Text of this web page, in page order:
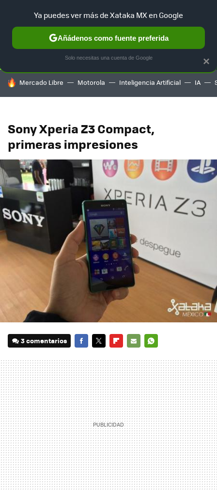
SELECCIÓN GAMING HOME AUTO TERRITORIO
HOY SE HABLA DE
Mercado Libre Motorola Inteligencia Artificial IA
Sony Xperia Z3 Compact,
primeras impresiones
3 comentarios
MAIL
×
Ya puedes ver más de Xataka MX en Google
Añádenos como fuente preferida
Solo necesitas una cuenta de Google